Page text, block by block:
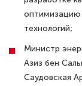
оптимизацию
технологий;
Министр
Азиз бен
Саудовская